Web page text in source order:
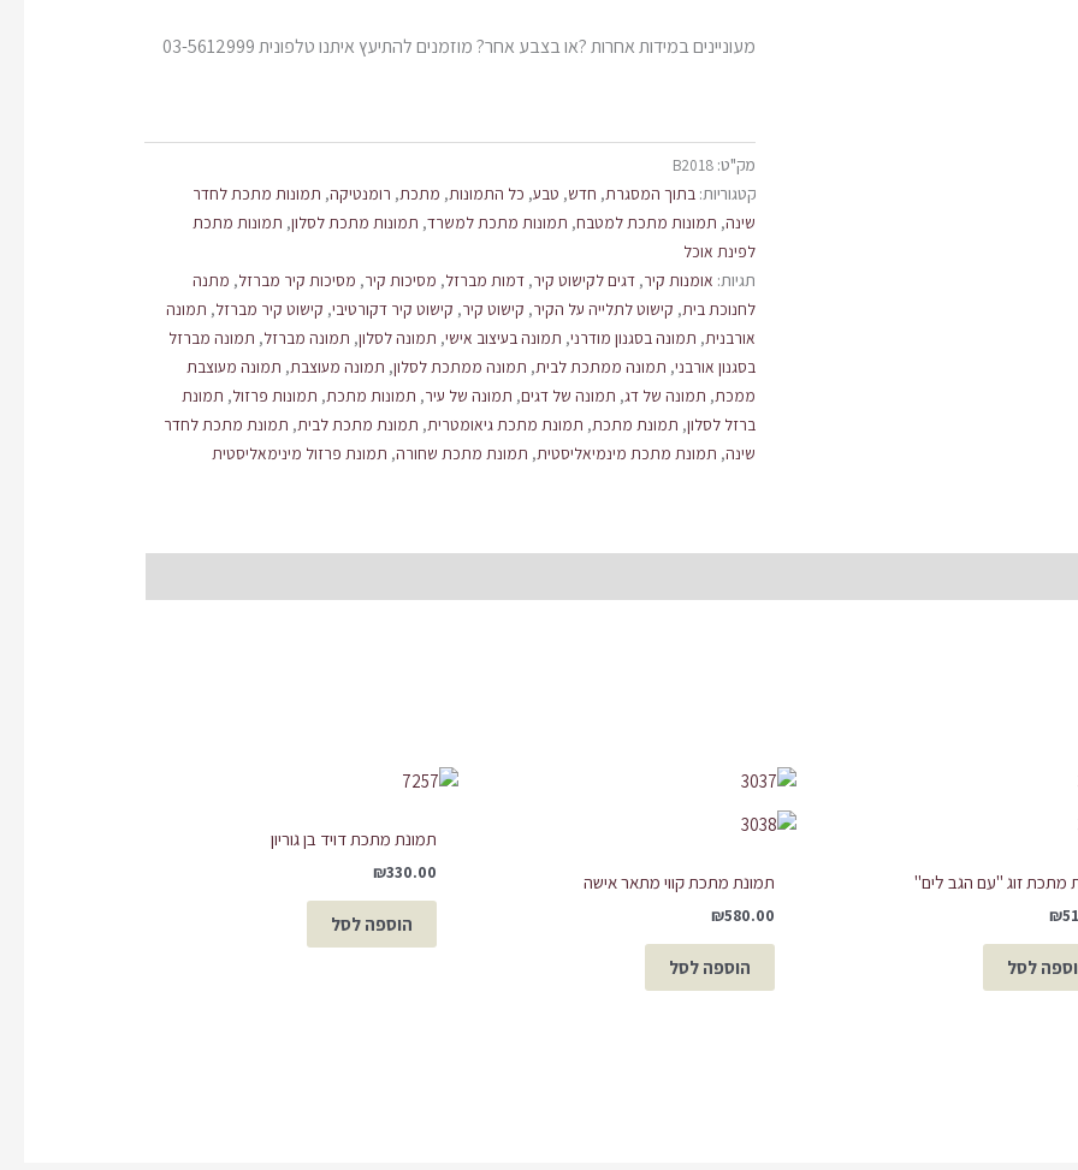
מעוניינים במידות אחרות ?או בצבע אחר? מוזמנים להתיעץ איתנו טלפונית 03-5612999
מק"ט:B2018
קטגוריות:בתוך המסגרת, חדש, טבע, כל התמונות, מתכת, רומנטיקה, תמונות מתכת לחדר
שינה, תמונות מתכת למטבח, תמונות מתכת למשרד, תמונות מתכת לסלון, תמונות מתכת
לפינת אוכל
תגיות: אומנות קיר,דגים לקישוט קיר,דמות מברזל, מסיכות קיר, מסיכות קיר מברזל, מתנה
לחנוכת בית, קישוט לתלייה על הקיר, קישוט קיר, קישוט קיר דקורטיבי, קישוט קיר מברזל, תמונה
אורבנית, תמונה בסגנון מודרני, תמונה בעיצוב אישי, תמונה לסלון, תמונה מברזל, תמונה מברזל
בסגנון אורבני, תמונה ממתכת לבית, תמונה ממתכת לסלון, תמונה מעוצבת, תמונה מעוצבת
ממכת, תמונה של דג, תמונה של דגים, תמונה של עיר, תמונות מתכת, תמונות פרזול, תמונת
ברזל לסלון, תמונת מתכת, תמונת מתכת גיאומטרית, תמונת מתכת לבית, תמונת מתכת לחדר
שינה, תמונת מתכת מינמיאליסטית, תמונת מתכת שחורה, תמונת פרזול מינימאליסטית
מתכת זוג "עם הגב לים"
₪
לסל
תמונת מתכת קווי מתאר אישה
₪580.00
הוספה לסל
תמונת מתכת דויד בן גוריון
₪330.00
הוספה לסל